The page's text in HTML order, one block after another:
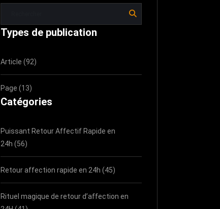
Types de publication
Article (92)
Page (13)
Catégories
Puissant Retour Affectif Rapide en
24h (56)
Retour affection rapide en 24h (45)
Rituel magique de retour d’affection en